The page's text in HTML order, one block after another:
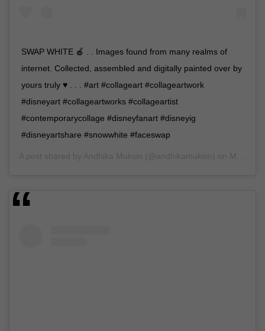
SWAP WHITE 🍎 . . Images found from many realms of
internet. Collected, assembled and digitally painted over by
yours truly ♥️ . . . #art #collageart #collageartwork
#disneyart #collageartworks #collageartist
#contemporarycollage #disneyfanart #disneyig
#disneyartshare #snowwhite #faceswap